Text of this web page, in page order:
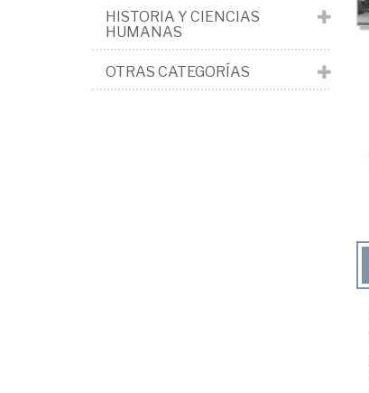
HISTORIA Y CIENCIAS
HUMANAS
OTRAS CATEGORÍAS